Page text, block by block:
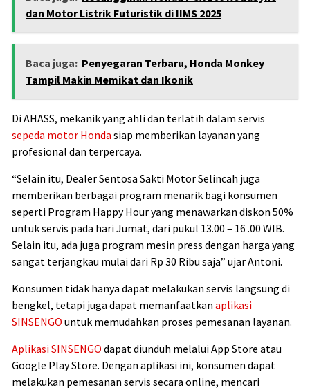
dan Motor Listrik Futuristik di IIMS 2025
Baca juga: Penyegaran Terbaru, Honda Monkey
Tampil Makin Memikat dan Ikonik
Di AHASS, mekanik yang ahli dan terlatih dalam servis
sepeda motor Honda siap memberikan layanan yang
profesional dan terpercaya.
“Selain itu, Dealer Sentosa Sakti Motor Selincah juga
memberikan berbagai program menarik bagi konsumen
seperti Program Happy Hour yang menawarkan diskon 50%
untuk servis pada hari Jumat, dari pukul 13.00 – 16 .00 WIB.
Selain itu, ada juga program mesin press dengan harga yang
sangat terjangkau mulai dari Rp 30 Ribu saja” ujar Antoni.
Konsumen tidak hanya dapat melakukan servis langsung di
bengkel, tetapi juga dapat memanfaatkan aplikasi
SINSENGO untuk memudahkan proses pemesanan layanan.
Aplikasi SINSENGO dapat diunduh melalui App Store atau
Google Play Store. Dengan aplikasi ini, konsumen dapat
melakukan pemesanan servis secara online, mencari